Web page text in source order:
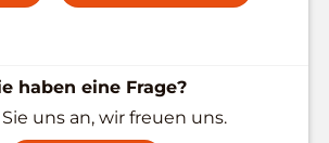
haben eine Frage?
uns an, wir freuen uns.